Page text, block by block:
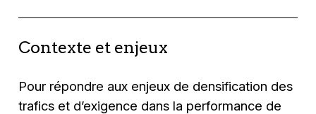
Contexte et enjeux
Pour répondre aux enjeux de densification des
trafics et d’exigence dans la performance de